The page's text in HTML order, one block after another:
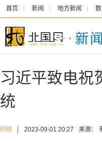
首页 新闻 地方新闻
习近平致电祝
统
时政 2023-09-01 20:27 来源：